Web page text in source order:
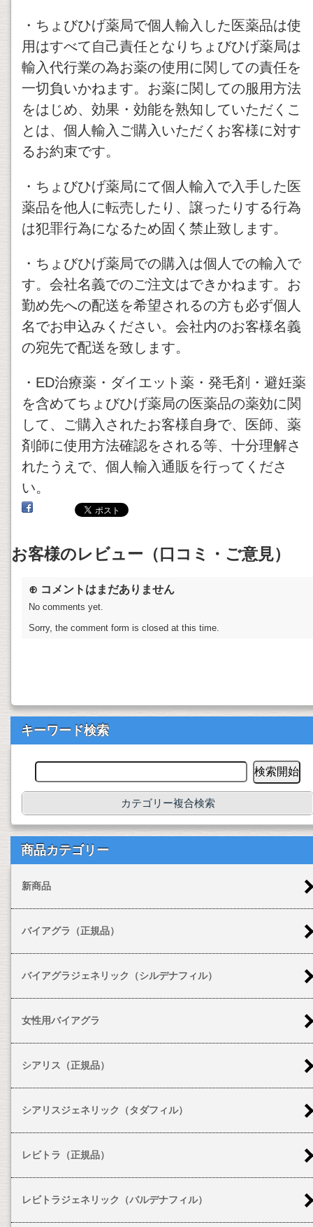
・ちょびひげ薬局で個人輸入した医薬品は使
用はすべて自己責任となりちょびひげ薬局は
輸入代行業の為お薬の使用に関しての責任を
一切負いかねます。お薬に関しての服用方法
をはじめ、効果・効能を熟知していただくこ
とは、個人輸入ご購入いただくお客様に対す
るお約束です。
・ちょびひげ薬局にて個人輸入で入手した医
薬品を他人に転売したり、譲ったりする行為
は犯罪行為になるため固く禁止致します。
・ちょびひげ薬局での購入は個人での輸入で
す。会社名義でのご注文はできかねます。お
勤め先への配送を希望されるの方も必ず個人
名でお申込みください。会社内のお客様名義
の宛先で配送を致します。
・ED治療薬・ダイエット薬・発毛剤・避妊薬
を含めてちょびひげ薬局の医薬品の薬効に関
して、ご購入されたお客様自身で、医師、薬
剤師に使用方法確認をされる等、十分理解さ
れたうえで、個人輸入通販を行ってくださ
い。
お客様のレビュー（口コミ・ご意見）
⊕ コメントはまだありません
No comments yet.
Sorry, the comment form is closed at this time.
キーワード検索
カテゴリー複合検索
商品カテゴリー
新商品
バイアグラ（正規品）
バイアグラジェネリック（シルデナフィル）
女性用バイアグラ
シアリス（正規品）
シアリスジェネリック（タダフィル）
レビトラ（正規品）
レビトラジェネリック（バルデナフィル）